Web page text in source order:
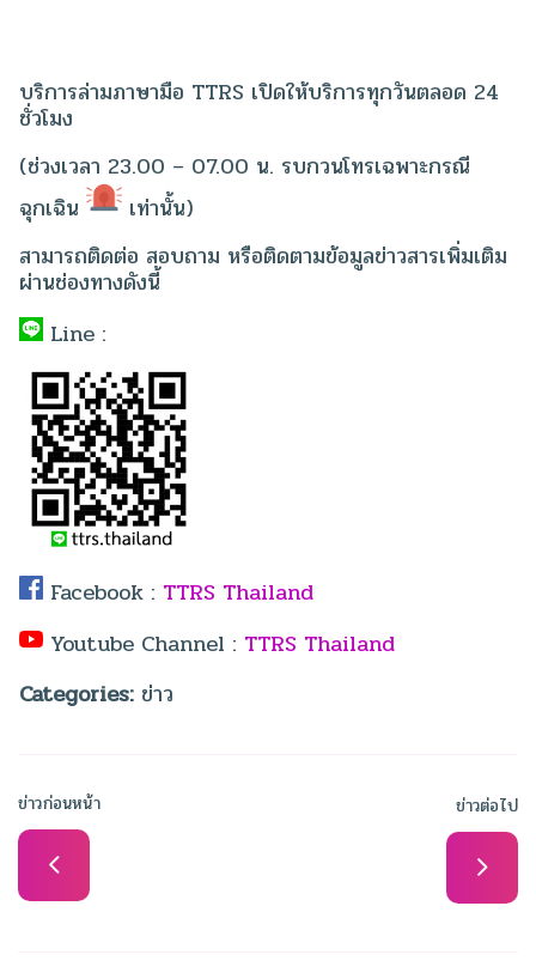
บริการล่ามภาษามือ TTRS เปิดให้บริการทุกวันตลอด 24
ชั่วโมง
(ช่วงเวลา 23.00 – 07.00 น. รบกวนโทรเฉพาะกรณี
ฉุกเฉิน
เท่านั้น)
สามารถติดต่อ สอบถาม หรือติดตามข้อมูลข่าวสารเพิ่มเติม
ผ่านช่องทางดังนี้
Line :
Facebook : TTRS Thailand
Youtube Channel : TTRS Thailand
Categories: ข่าว
ข่าวก่อนหน้า ข่าวต่อไป